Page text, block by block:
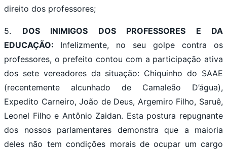
direito dos professores;
5. DOS INIMIGOS DOS PROFESSORES E DA
EDUCAÇÃO: Infelizmente, no seu golpe contra os
professores, o prefeito contou com a participação ativa
dos sete vereadores da situação: Chiquinho do SAAE
(recentemente alcunhado de Camaleão D’água),
Expedito Carneiro, João de Deus, Argemiro Filho, Saruê,
Leonel Filho e Antônio Zaidan. Esta postura repugnante
dos nossos parlamentares demonstra que a maioria
deles não tem condições morais de ocupar um cargo